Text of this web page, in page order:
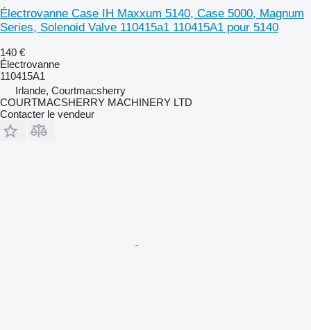
Électrovanne Case IH Maxxum 5140, Case 5000, Magnum
Series, Solenoid Valve 110415a1 110415A1 pour 5140
140 €
Électrovanne
110415A1
Irlande, Courtmacsherry
COURTMACSHERRY MACHINERY LTD
Contacter le vendeur